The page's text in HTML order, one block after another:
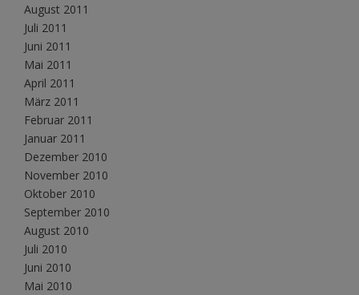
August 2011
Juli 2011
Juni 2011
Mai 2011
April 2011
März 2011
Februar 2011
Januar 2011
Dezember 2010
November 2010
Oktober 2010
September 2010
August 2010
Juli 2010
Juni 2010
Mai 2010